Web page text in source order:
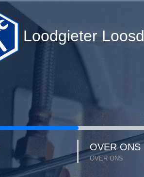
Loodgieter
OVER ONS
OVER ONS